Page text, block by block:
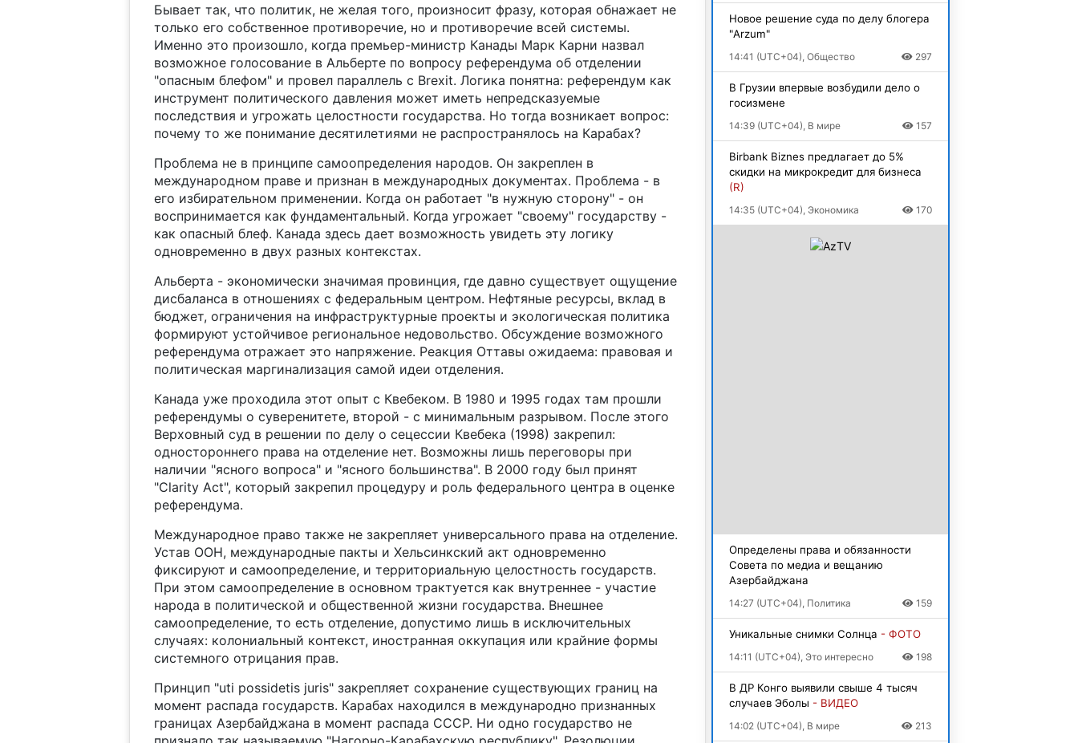
Бывает так, что политик, не желая того, произносит фразу, которая обнажает не
только его собственное противоречие, но и противоречие всей системы.
Именно это произошло, когда премьер-министр Канады Марк Карни назвал
возможное голосование в Альберте по вопросу референдума об отделении
"опасным блефом" и провел параллель с Brexit. Логика понятна: референдум как
инструмент политического давления может иметь непредсказуемые
последствия и угрожать целостности государства. Но тогда возникает вопрос:
почему то же понимание десятилетиями не распространялось на Карабах?
Проблема не в принципе самоопределения народов. Он закреплен в
международном праве и признан в международных документах. Проблема - в
его избирательном применении. Когда он работает "в нужную сторону" - он
воспринимается как фундаментальный. Когда угрожает "своему" государству -
как опасный блеф. Канада здесь дает возможность увидеть эту логику
одновременно в двух разных контекстах.
Альберта - экономически значимая провинция, где давно существует ощущение
дисбаланса в отношениях с федеральным центром. Нефтяные ресурсы, вклад в
бюджет, ограничения на инфраструктурные проекты и экологическая политика
формируют устойчивое региональное недовольство. Обсуждение возможного
референдума отражает это напряжение. Реакция Оттавы ожидаема: правовая и
политическая маргинализация самой идеи отделения.
Канада уже проходила этот опыт с Квебеком. В 1980 и 1995 годах там прошли
референдумы о суверенитете, второй - с минимальным разрывом. После этого
Верховный суд в решении по делу о сецессии Квебека (1998) закрепил:
одностороннего права на отделение нет. Возможны лишь переговоры при
наличии "ясного вопроса" и "ясного большинства". В 2000 году был принят
"Clarity Act", который закрепил процедуру и роль федерального центра в оценке
референдума.
Международное право также не закрепляет универсального права на отделение.
Устав ООН, международные пакты и Хельсинкский акт одновременно
фиксируют и самоопределение, и территориальную целостность государств.
При этом самоопределение в основном трактуется как внутреннее - участие
народа в политической и общественной жизни государства. Внешнее
самоопределение, то есть отделение, допустимо лишь в исключительных
случаях: колониальный контекст, иностранная оккупация или крайние формы
системного отрицания прав.
Принцип "uti possidetis juris" закрепляет сохранение существующих границ на
момент распада государств. Карабах находился в международно признанных
границах Азербайджана в момент распада СССР. Ни одно государство не
Новое решение суда по делу блогера
"Arzum"
14:41 (UTC+04), Общество 297
В Грузии впервые возбудили дело о
госизмене
14:39 (UTC+04), В мире 157
Birbank Biznes предлагает до 5%
скидки на микрокредит для бизнеса
(R)
14:35 (UTC+04), Экономика 170
Определены права и обязанности
Совета по медиа и вещанию
Азербайджана
14:27 (UTC+04), Политика 159
Уникальные снимки Солнца - ФОТО
14:11 (UTC+04), Это интересно 198
В ДР Конго выявили свыше 4 тысяч
случаев Эболы - ВИДЕО
14:02 (UTC+04), В мире 213